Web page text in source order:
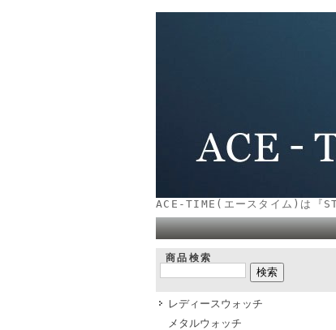
ACE-TIME(エースタイム)は『
商品検索
レディースウォッチ
メタルウォッチ